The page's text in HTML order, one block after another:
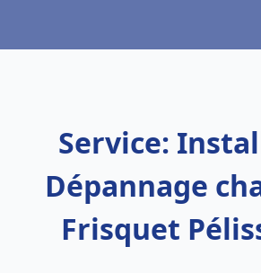
Service:
Dépannage
Frisquet